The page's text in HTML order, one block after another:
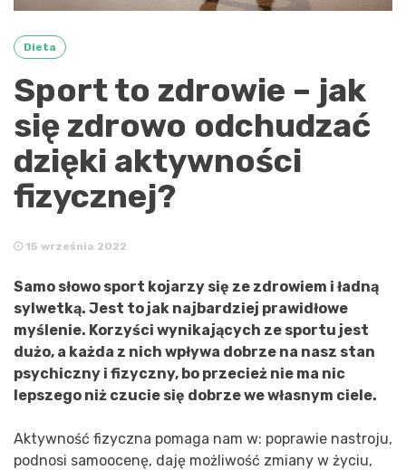
Dieta
Sport to zdrowie – jak
się zdrowo odchudzać
dzięki aktywności
fizycznej?
15 września 2022
Samo słowo sport kojarzy się ze zdrowiem i ładną
sylwetką. Jest to jak najbardziej prawidłowe
myślenie. Korzyści wynikających ze sportu jest
dużo, a każda z nich wpływa dobrze na nasz stan
psychiczny i fizyczny, bo przecież nie ma nic
lepszego niż czucie się dobrze we własnym ciele.
Aktywność fizyczna pomaga nam w: poprawie nastroju,
podnosi samoocenę, daję możliwość zmiany w życiu,